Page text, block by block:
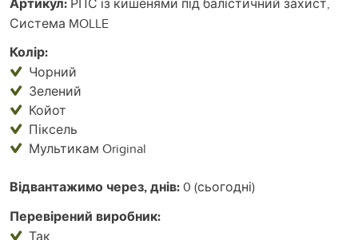
Система MOLLE
Колір:
Чорний
Зелений
Койот
Піксель
Мультикам Original
Відвантажимо через, днів:0 (сьогодні)
Перевірений виробник:
Так